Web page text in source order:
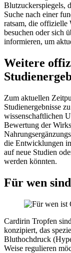
Blutzuckerspiegels,
Suche nach einer
ratsam, die offizielle
besuchen oder sich
informieren, um
Weitere
Zum aktuellen
Studienergebnisse
wissenschaftlichen
Bewertung der
die Entwicklungen
auf neue Studien
werden könnten.
Für wen
Cardirin Tropfen
konzipiert, das
Bluthochdruck
Weise regulieren